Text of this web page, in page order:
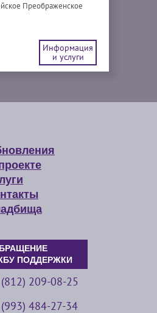
Преображенское
Информация
и услуги
ПОДДЕРЖКИ
209-08-25
484-27-34